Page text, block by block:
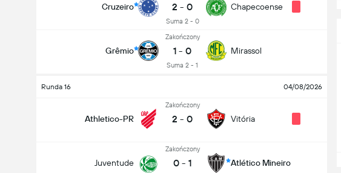
Cruzeiro 2 - 0
Suma 2 - 0
Chapecoense
Grêmio
Zakończony
1 - 0
Suma 2 - 1
Mirassol
Runda 16 04/08/2026
Athletico-PR
Zakończony
2 - 0 Vitória
Juventude
Zakończony
0 - 1 Atlético Mineiro